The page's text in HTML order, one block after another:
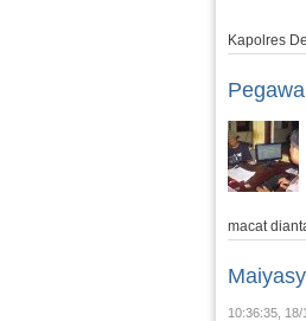
Kapolres
macat
10:36:35, 18/